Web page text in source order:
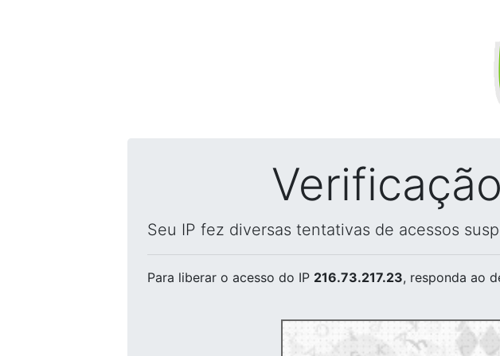
Seu IP fez diversas tentativas de acessos
Para liberar o acesso do IP 216.73.217.23, responda ao